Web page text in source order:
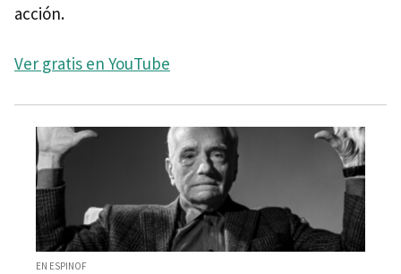
acción.
Ver gratis en YouTube
EN ESPINOF